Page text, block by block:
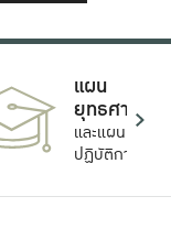
แผน
ยุทธศาสตร์
และแผน
ปฏิบัติการ